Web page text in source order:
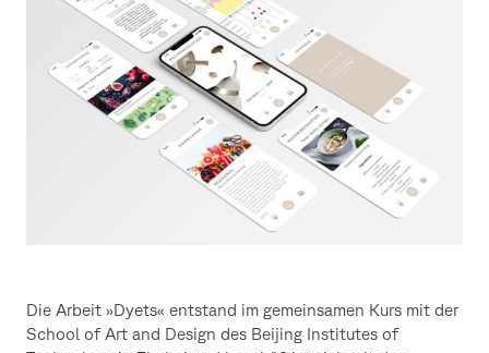
Hoffmann
Die Arbeit »Dyets« entstand im gemeinsamen Kurs mit der
School of Art and Design des Beijing Institutes of